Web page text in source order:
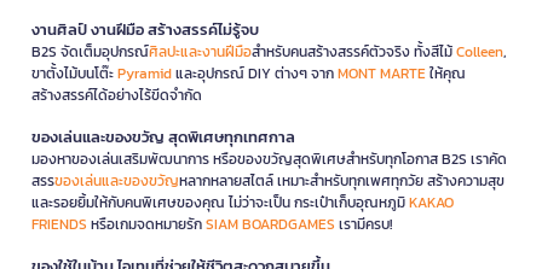
งานศิลป์ งานฝีมือ สร้างสรรค์ไม่รู้จบ
B2S จัดเต็มอุปกรณ์ศิลปะและงานฝีมือสำหรับคนสร้างสรรค์ตัวจริง ทั้งสีไม้Colleen,
ขาตั้งไม้บนโต๊ะPyramidและอุปกรณ์ DIY ต่างๆ จากMONT MARTEให้คุณ
สร้างสรรค์ได้อย่างไร้ขีดจำกัด
ของเล่นและของขวัญ สุดพิเศษทุกเทศกาล
มองหาของเล่นเสริมพัฒนาการ หรือของขวัญสุดพิเศษสำหรับทุกโอกาส B2S เราคัด
สรรของเล่นและของขวัญหลากหลายสไตล์ เหมาะสำหรับทุกเพศทุกวัย สร้างความสุข
และรอยยิ้มให้กับคนพิเศษของคุณ ไม่ว่าจะเป็น กระเป๋าเก็บอุณหภูมิKAKAO
FRIENDS หรือเกมจดหมายรักSIAM BOARDGAMES เรามีครบ!